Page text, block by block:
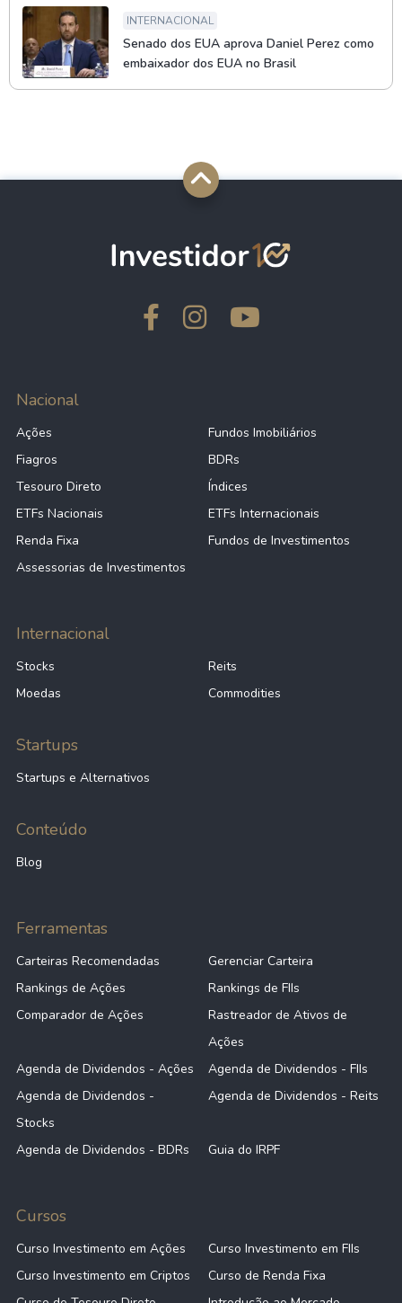
INTERNACIONAL
Senado dos EUA aprova Daniel Perez como
embaixador dos EUA no Brasil
Nacional
Ações
Fundos Imobiliários
Fiagros
BDRs
Tesouro Direto
Índices
ETFs Nacionais
ETFs Internacionais
Renda Fixa
Fundos de Investimentos
Assessorias de Investimentos
Internacional
Stocks
Reits
Moedas
Commodities
Startups
Startups e Alternativos
Conteúdo
Blog
Ferramentas
Carteiras Recomendadas
Gerenciar Carteira
Rankings de Ações
Rankings de FIIs
Comparador de Ações
Rastreador de Ativos de
Ações
Agenda de Dividendos - Ações
Agenda de Dividendos - FIIs
Agenda de Dividendos -
Stocks
Agenda de Dividendos - Reits
Agenda de Dividendos - BDRs Guia do IRPF
Cursos
Curso Investimento em Ações
Curso Investimento em FIIs
Curso Investimento em Criptos
Curso de Renda Fixa